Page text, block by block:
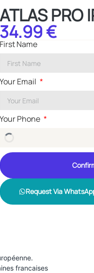
ATLAS PRO
34.99 €
First Name
Your Email
Your Phone
Request Via
francaises